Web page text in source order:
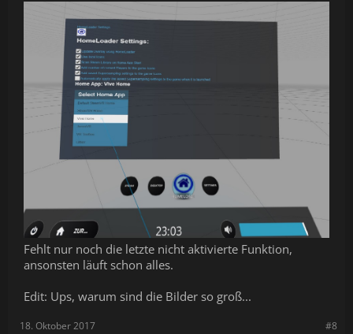
Fehlt nur noch die letzte nicht aktivierte Funktion,
ansonsten läuft schon alles.
Edit: Ups, warum sind die Bilder so groß...
#8
18. Oktober 2017